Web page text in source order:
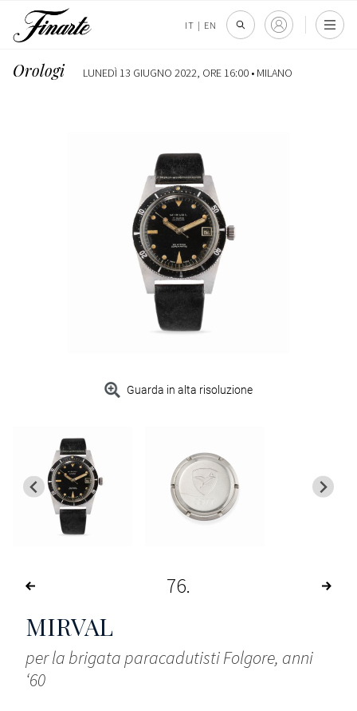
IT | EN
Orologi LUNEDÌ 13 GIUGNO 2022, ORE 16:00 • MILANO
Guarda in alta risoluzione
76
MIRVAL
per la brigata paracadutisti Folgore, anni
‘60